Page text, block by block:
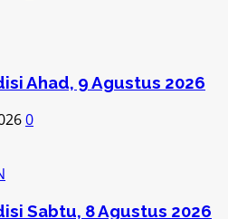
Ahad, 9 Agustus 2026
0
Sabtu, 8 Agustus 2026